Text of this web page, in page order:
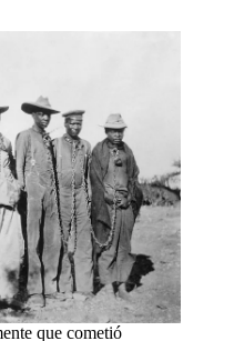
que cometió